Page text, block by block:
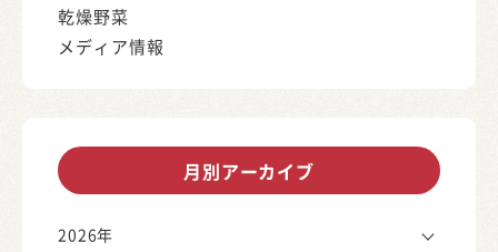
乾燥野菜
メディア情報
月別アーカイブ
2026年